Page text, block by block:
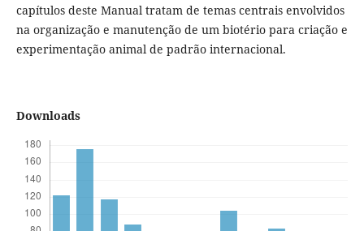
capítulos deste Manual tratam de temas centrais envolvidos
na organização e manutenção de um biotério para criação e
experimentação animal de padrão internacional.
Downloads